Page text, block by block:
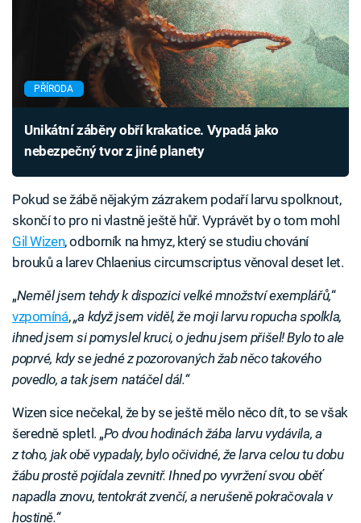
PŘÍRODA
Unikátní záběry obří krakatice. Vypadá jako
nebezpečný tvor z jiné planety
Pokud se žábě nějakým zázrakem podaří larvu spolknout,
skončí to pro ni vlastně ještě hůř. Vyprávět by o tom mohl
Gil Wizen, odborník na hmyz, který se studiu chování
brouků a larev Chlaenius circumscriptus věnoval deset let.
„Neměl jsem tehdy k dispozici velké množství exemplářů,“
vzpomíná,„a když jsem viděl, že moji larvu ropucha spolkla,
ihned jsem si pomyslel kruci, o jednu jsem přišel! Bylo to ale
poprvé, kdy se jedné z pozorovaných žab něco takového
povedlo, a tak jsem natáčel dál.“
Wizen sice nečekal, že by se ještě mělo něco dít, to se však
šeredně spletl. „Po dvou hodinách žába larvu vydávila, a
z toho, jak obě vypadaly, bylo očividné, že larva celou tu dobu
žábu prostě pojídala zevnitř. Ihned po vyvržení svou oběť
napadla znovu, tentokrát zvenčí, a nerušeně pokračovala v
hostině.“